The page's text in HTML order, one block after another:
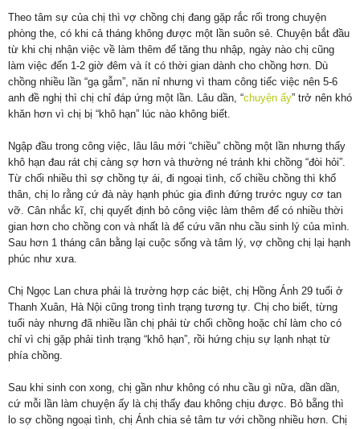
Theo tâm sự của chị thì vợ chồng chị đang gặp rắc rối trong chuyện
phòng the, có khi cả tháng không được một lần suôn sẻ. Chuyện bắt đầu
từ khi chị nhận việc về làm thêm để tăng thu nhập, ngày nào chị cũng
làm việc đến 1-2 giờ đêm và ít có thời gian dành cho chồng hơn. Dù
chồng nhiều lần “gạ gẫm”, năn nỉ nhưng vì tham công tiếc việc nên 5-6
anh đề nghị thì chị chỉ đáp ứng một lần. Lâu dần, “chuyện ấy” trở nên khó
khăn hơn vì chị bị “khô hạn” lúc nào không biết.
Ngập đầu trong công việc, lâu lâu mới “chiều” chồng một lần nhưng thấy
khô hạn đau rát chị càng sợ hơn và thường né tránh khi chồng “đòi hỏi”.
Từ chối nhiều thì sợ chồng tự ái, đi ngoại tình, cố chiều chồng thì khổ
thân, chị lo rằng cứ đà này hạnh phúc gia đình đứng trước nguy cơ tan
vỡ. Cân nhắc kĩ, chị quyết định bỏ công việc làm thêm để có nhiều thời
gian hơn cho chồng con và nhất là để cứu vãn nhu cầu sinh lý của mình.
Sau hơn 1 tháng cân bằng lại cuộc sống và tâm lý, vợ chồng chị lại hạnh
phúc như xưa.
Chị Ngọc Lan chưa phải là trường hợp các biệt, chị Hồng Ánh 29 tuổi ở
Thanh Xuân, Hà Nội cũng trong tình trạng tương tự. Chị cho biết, từng
tuổi này nhưng đã nhiều lần chị phải từ chối chồng hoặc chỉ làm cho có
chỉ vì chị gặp phải tình trạng “khô hạn”, rồi hứng chịu sự lạnh nhạt từ
phía chồng.
Sau khi sinh con xong, chị gần như không có nhu cầu gì nữa, dần dần,
cứ mỗi lần làm chuyện ấy là chị thấy đau không chịu được. Bỏ bẵng thì
lo sợ chồng ngoại tình, chị Ánh chia sẻ tâm tư với chồng nhiều hơn. Chị